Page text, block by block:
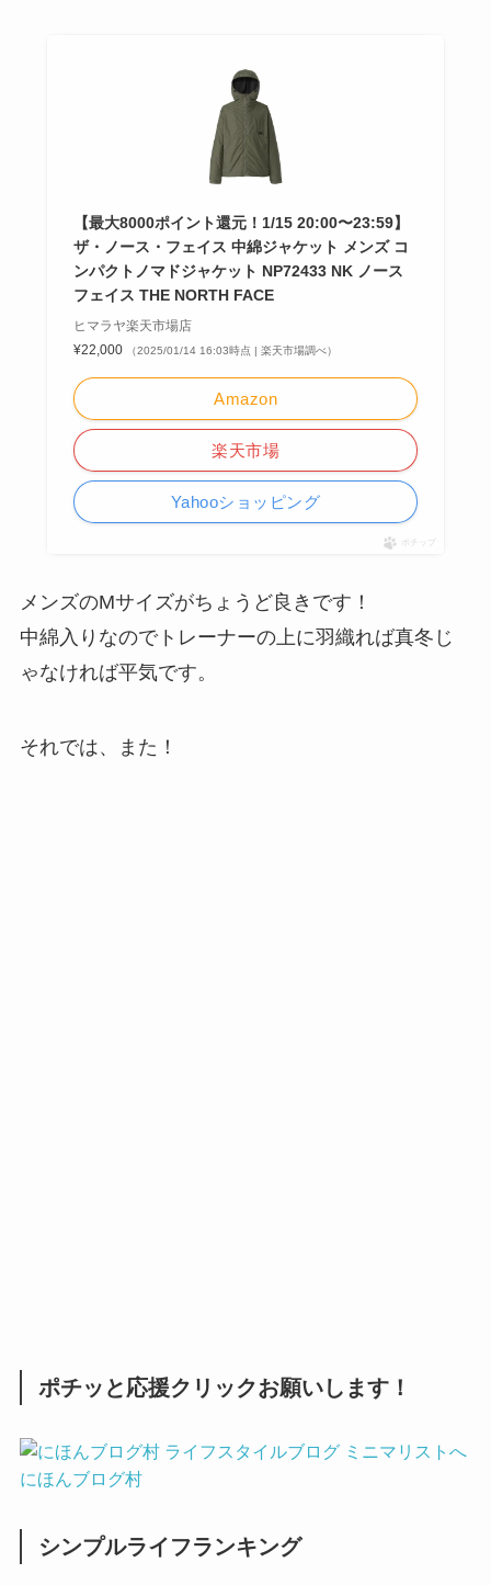
【最大8000ポイント還元！1/15 20:00〜23:59】
ザ・ノース・フェイス 中綿ジャケット メンズ コ
ンパクトノマドジャケット NP72433 NK ノース
フェイス THE NORTH FACE
ヒマラヤ楽天市場店
¥22,000
（2025/01/14 16:03時点 | 楽天市場調べ）
Amazon
楽天市場
Yahooショッピング
ポチップ
メンズのMサイズがちょうど良きです！
中綿入りなのでトレーナーの上に羽織れば真冬じ
ゃなければ平気です。
それでは、また！
ポチッと応援クリックお願いします！
にほんブログ村
シンプルライフランキング